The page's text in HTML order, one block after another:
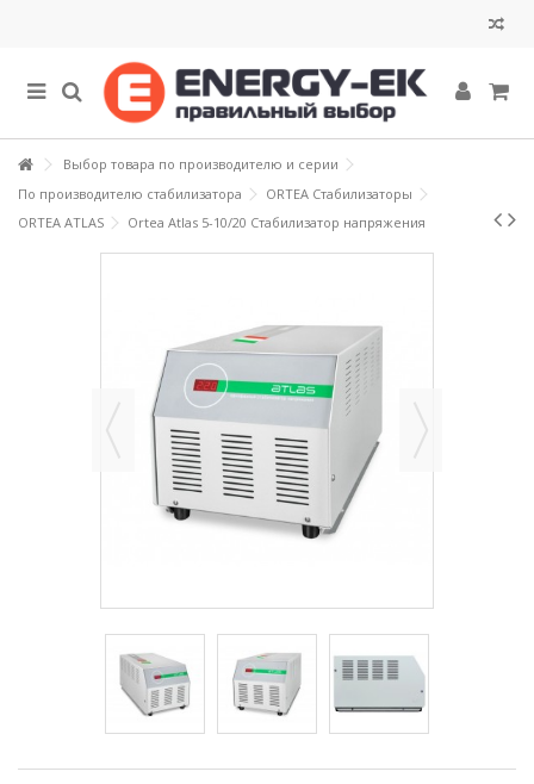
Выбор товара по производителю и серии
По производителю стабилизатора
ORTEA Стабилизаторы
ORTEA ATLAS
Ortea Atlas 5-10/20 Стабилизатор напряжения